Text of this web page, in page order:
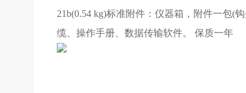
21b(0.54 kg)标准附件：仪器箱，附件一包(
缆、操作手册、数据传输软件。 保质一年